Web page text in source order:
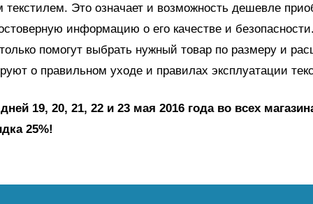
текстилем. Это означает и возможность дешевле
информацию о его качестве и
помогут выбрать нужный товар по размеру и
о правильном уходе и правилах эксплуатации
19, 20, 21, 22 и 23 мая 2016 года во всех
25%!